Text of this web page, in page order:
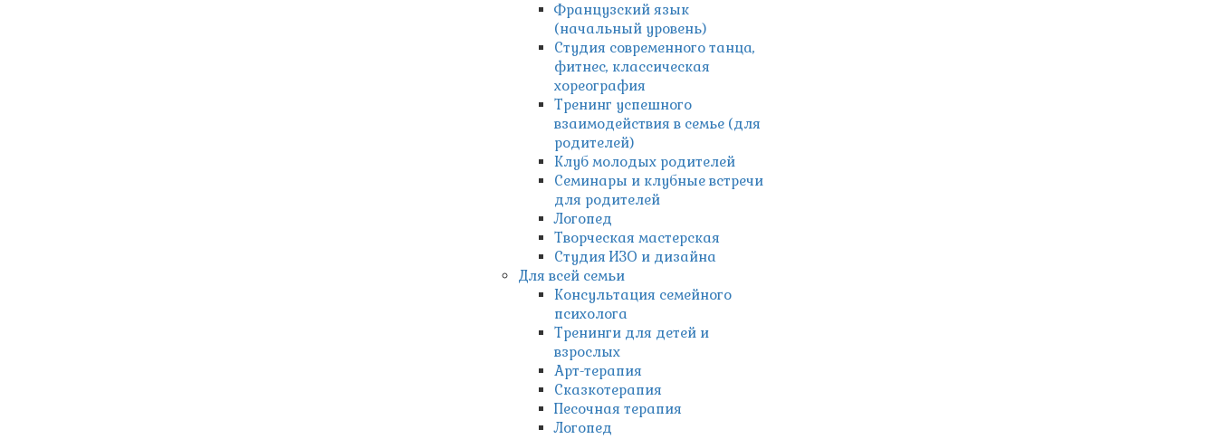
Французский язык
(начальный уровень)
Студия современного танца,
фитнес, классическая
хореография
Тренинг успешного
взаимодействия в семье (для
родителей)
Клуб молодых родителей
Семинары и клубные встречи
для родителей
Логопед
Творческая мастерская
Студия ИЗО и дизайна
Для всей семьи
Консультация семейного
психолога
Тренинги для детей и
взрослых
Арт-терапия
Сказкотерапия
Песочная терапия
Логопед